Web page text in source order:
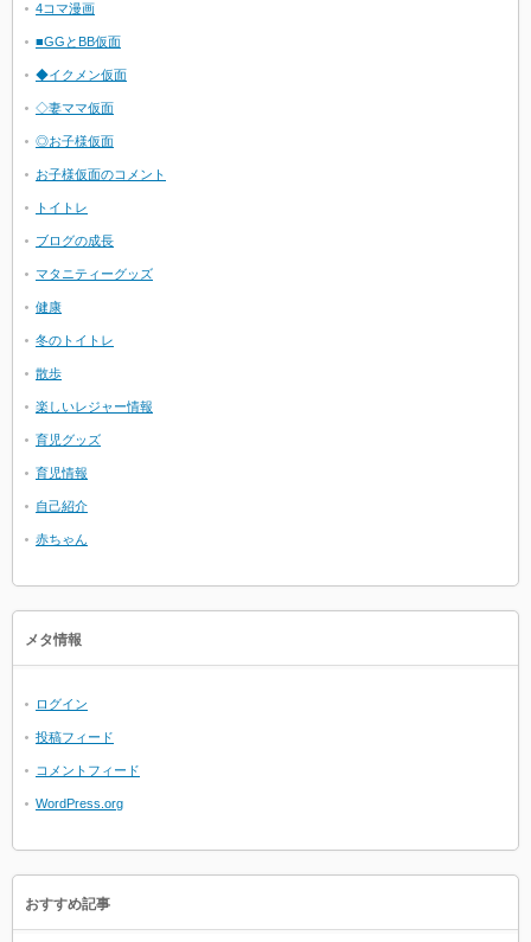
4コマ漫画
■GGとBB仮面
◆イクメン仮面
◇妻ママ仮面
◎お子様仮面
お子様仮面のコメント
トイトレ
ブログの成長
マタニティーグッズ
健康
冬のトイトレ
散歩
楽しいレジャー情報
育児グッズ
育児情報
自己紹介
赤ちゃん
メタ情報
ログイン
投稿フィード
コメントフィード
WordPress.org
おすすめ記事